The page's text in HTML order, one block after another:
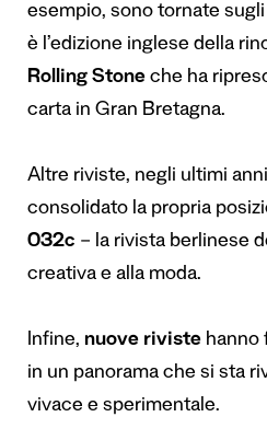
esempio, sono tornate
è l’edizione inglese della
Rolling Stone che ha
carta in Gran Bretagna.
Altre riviste, negli ultimi
consolidato la propria
032c – la rivista berlinese
creativa e alla moda.
Infine, nuove riviste hanno
in un panorama che si sta
vivace e sperimentale.